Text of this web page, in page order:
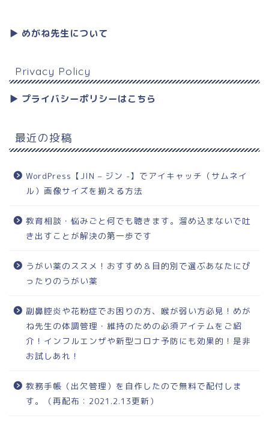
▶︎ めがね先生について
Privacy Policy
▶︎ プライバシーポリシーはこちら
最近の投稿
WordPress【JIN – ジン -】でアイキャッチ（サムネイ
ル）画像サイズを揃える方法
教育相談・悩みごと何でも聴きます。溜め込まないで吐
き出すことが解決の第一歩です
うがい薬のススメ！おすすめ＆目的別で選ぶあなたにぴ
ったりのうがい薬
副鼻腔炎や花粉症でお困りの方、喉が弱い方必見！めが
ね先生の体調管理・維持のための必須アイテムをご紹
介！インフルエンザや新型コロナ予防にも効果的！是非
お試しあれ！
教務手帳（出欠管理）を自作したので無料で配付しま
す。（再配布：2021.2.13更新）